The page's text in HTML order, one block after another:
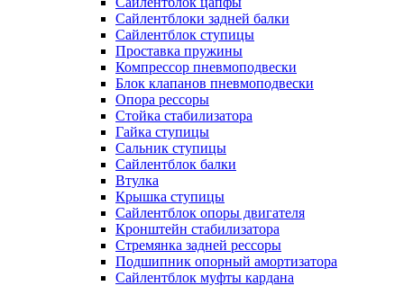
Сайлентблоки задней балки
Сайлентблок ступицы
Проставка пружины
Компрессор пневмоподвески
Блок клапанов пневмоподвески
Опора рессоры
Стойка стабилизатора
Гайка ступицы
Сальник ступицы
Сайлентблок балки
Втулка
Крышка ступицы
Сайлентблок опоры двигателя
Кронштейн стабилизатора
Стремянка задней рессоры
Подшипник опорный амортизатора
Сайлентблок муфты кардана